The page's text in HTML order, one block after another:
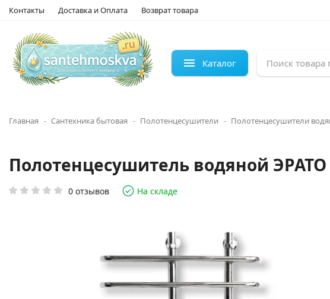
Контакты Доставка и Оплата Возврат товара
Каталог
Главная Сантехника бытовая Полотенцесушители Полотенцесушители
Полотенцесушитель водяной ЭРАТО
0 отзывов На складе